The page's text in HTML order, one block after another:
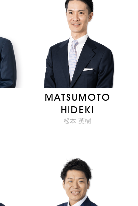
MATSUMOTO
HIDEKI
松本 英樹